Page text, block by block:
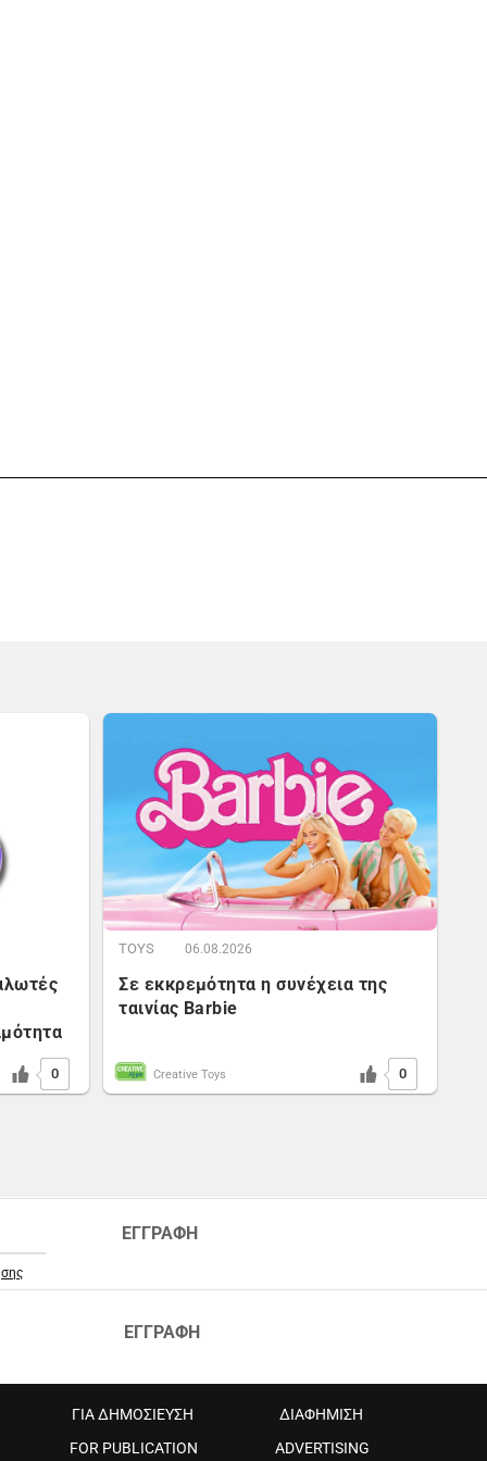
0
TOYS 06.08.2026
Σε εκκρεμότητα η συνέχεια της
ταινίας Barbie
Creative Toys 0
ΕΓΓΡΑΦΗ
ΕΓΓΡΑΦΗ
ΓΙΑ ΔΗΜΟΣΙΕΥΣΗ
ΔΙΑΦΗΜΙΣΗ
FOR PUBLICATION
ADVERTISING